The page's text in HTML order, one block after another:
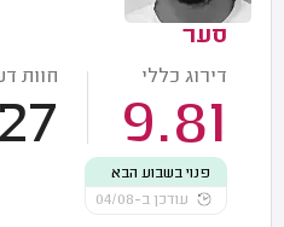
סער
דירוג כללי
9.81
חוות
27
פנוי בשבוע הבא
עודכן ב-04/08